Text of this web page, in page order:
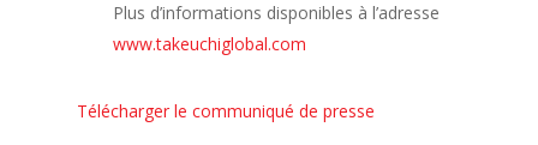
Plus d’informations disponibles à l’adresse
www.takeuchiglobal.com
Télécharger le communiqué de presse